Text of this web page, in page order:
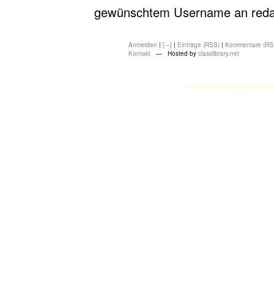
gewünschtem Username an
Anmelden | [---] | Einträge (RSS) | Kommentare
Kontakt — Hosted by classlibrary.net
atasehir escort atasehir